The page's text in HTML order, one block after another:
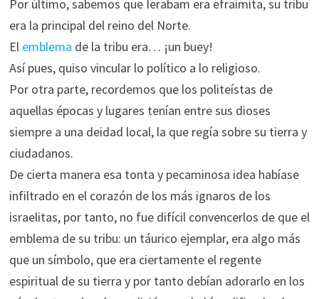
Por último, sabemos que Ierabam era efraimita, su tribu
era la principal del reino del Norte.
El emblema de la tribu era… ¡un buey!
Así pues, quiso vincular lo político a lo religioso.
Por otra parte, recordemos que los politeístas de
aquellas épocas y lugares tenían entre sus dioses
siempre a una deidad local, la que regía sobre su tierra y
ciudadanos.
De cierta manera esa tonta y pecaminosa idea habíase
infiltrado en el corazón de los más ignaros de los
israelitas, por tanto, no fue difícil convencerlos de que el
emblema de su tribu: un táurico ejemplar, era algo más
que un símbolo, que era ciertamente el regente
espiritual de su tierra y por tanto debían adorarlo en los